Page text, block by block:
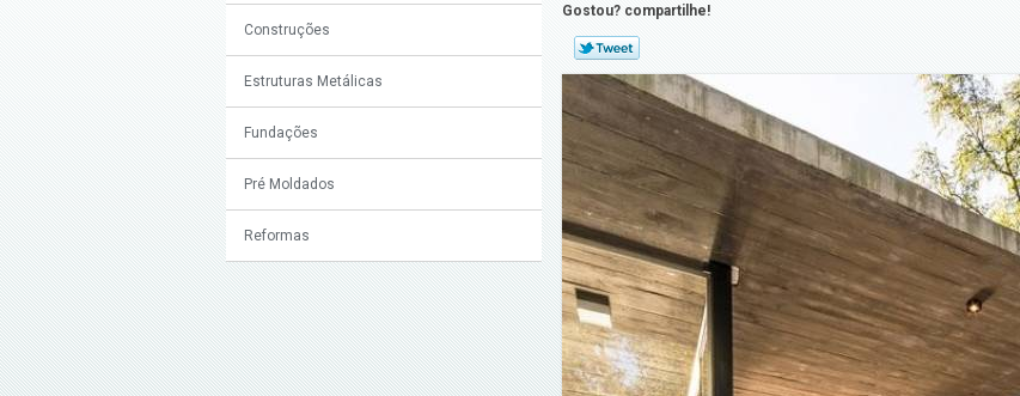
Construções
Estruturas Metálicas
Fundações
Pré Moldados
Reformas
Gostou? compartilhe!